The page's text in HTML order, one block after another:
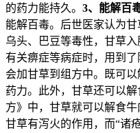
的药力能持久。 3、能解百
能解百毒。后世医家认为
乌头、巴豆等毒性，甘草
有关痹症等病症时，用到
会加甘草到组方中。既可
药力。此外，甘草还可以
方》中，甘草就可以解食牛
甘草有泻火的作用，而“诸